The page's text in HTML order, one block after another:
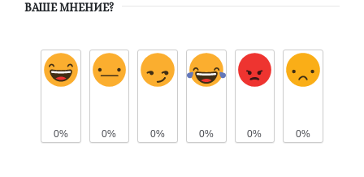
ВАШЕ МНЕНИЕ?
0% 0% 0% 0% 0% 0%